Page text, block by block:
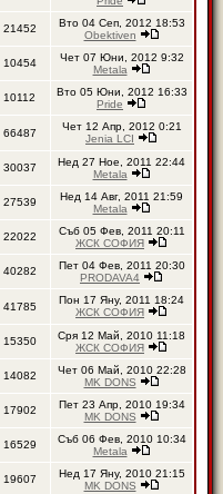
21452
Вто 04 Сеп, 2012 18:53
Obektiven
10454
Чет 07 Юни, 2012 9:32
Metala
10112
Вто 05 Юни, 2012 16:33
Pride
66487
Чет 12 Апр, 2012 0:21
Jenia LCI
30037
Нед 27 Ное, 2011 22:44
Metala
27539
Нед 14 Авг, 2011 21:59
Metala
22022
Съб 05 Фев, 2011 20:11
ЖСК СОФИЯ
40282
Пет 04 Фев, 2011 20:30
PRODAVA4
41785
Пон 17 Яну, 2011 18:24
ЖСК СОФИЯ
15350
Сря 12 Май, 2010 11:18
ЖСК СОФИЯ
14082
Чет 06 Май, 2010 22:28
MK DONS
17902
Пет 23 Апр, 2010 19:34
MK DONS
16529
Съб 06 Фев, 2010 10:34
Metala
19607
Нед 17 Яну, 2010 21:15
MK DONS